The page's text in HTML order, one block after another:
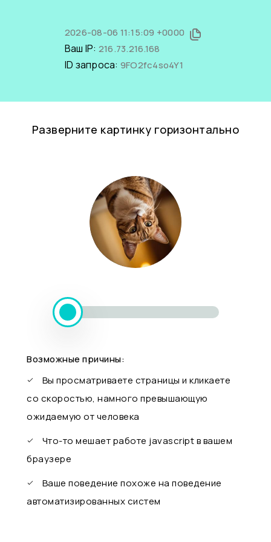
2026-08-06 11:15:09 +0000
Ваш IP: 216.73.216.168
ID запроса: 9FO2fc4so4Y1
Разверните картинку горизонтально
Возможные причины:
Вы просматриваете страницы и кликаете
со скоростью, намного превышающую
ожидаемую от человека
Что-то мешает работе javascript в вашем
браузере
Ваше поведение похоже на поведение
автоматизированных систем